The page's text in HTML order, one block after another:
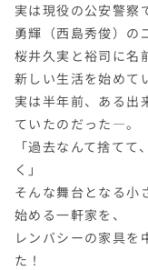
実は現役の公安警察
勇輝（西島秀俊）の
桜井久実と裕司に名
新しい生活を始めて
実は半年前、ある出
ていたのだった―。
「過去なんて捨て
く」
そんな舞台となる小
始める一軒家を、
レンバシーの家具を
た！